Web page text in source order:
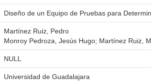
Diseño de un Equipo de Pruebas para
Martínez Ruiz, Pedro
Monroy Pedroza, Jesús Hugo; Martínez Ruiz,
NULL
Universidad de Guadalajara